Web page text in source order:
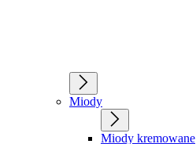
Miody
Miody kremowane